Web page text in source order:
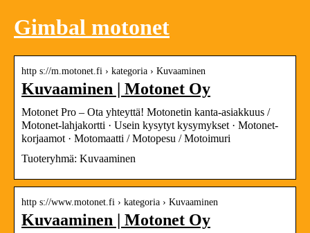
Gimbal motonet
http s://m.motonet.fi › kategoria › Kuvaaminen
Kuvaaminen | Motonet Oy
Motonet Pro – Ota yhteyttä! Motonetin kanta-asiakkuus /
Motonet-lahjakortti · Usein kysytyt kysymykset · Motonet-
korjaamot · Motomaatti / Motopesu / Motoimuri
Tuoteryhmä: Kuvaaminen
http s://www.motonet.fi › kategoria › Kuvaaminen
Kuvaaminen | Motonet Oy